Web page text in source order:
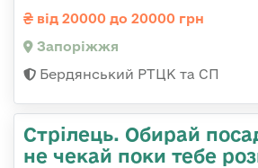
від 20000 до 20000 грн
Запоріжжя
Бердянський РТЦК та СП
Стрілець. Обирай
не чекай поки тебе